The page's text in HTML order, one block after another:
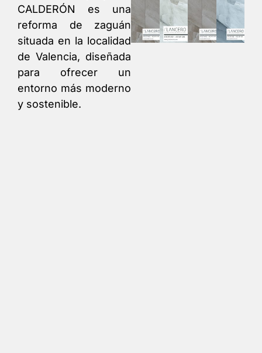
CALDERÓN es una
reforma de zaguán
situada en la localidad
de Valencia, diseñada
para ofrecer un
entorno más moderno
y sostenible.